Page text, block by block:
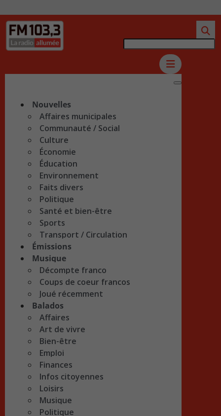
Nouvelles
Affaires municipales
Communauté / Social
Culture
Économie
Éducation
Environnement
Faits divers
Politique
Santé et bien-être
Sports
Transport / Circulation
Émissions
Musique
Décompte franco
Coups de coeur francos
Joué récemment
Balados
Affaires
Art de vivre
Bien-être
Emploi
Finances
Infos citoyennes
Loisirs
Musique
Politique